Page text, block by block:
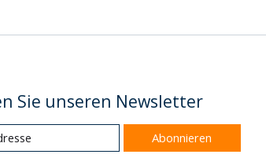
Sie unseren Newsletter
Abonnieren